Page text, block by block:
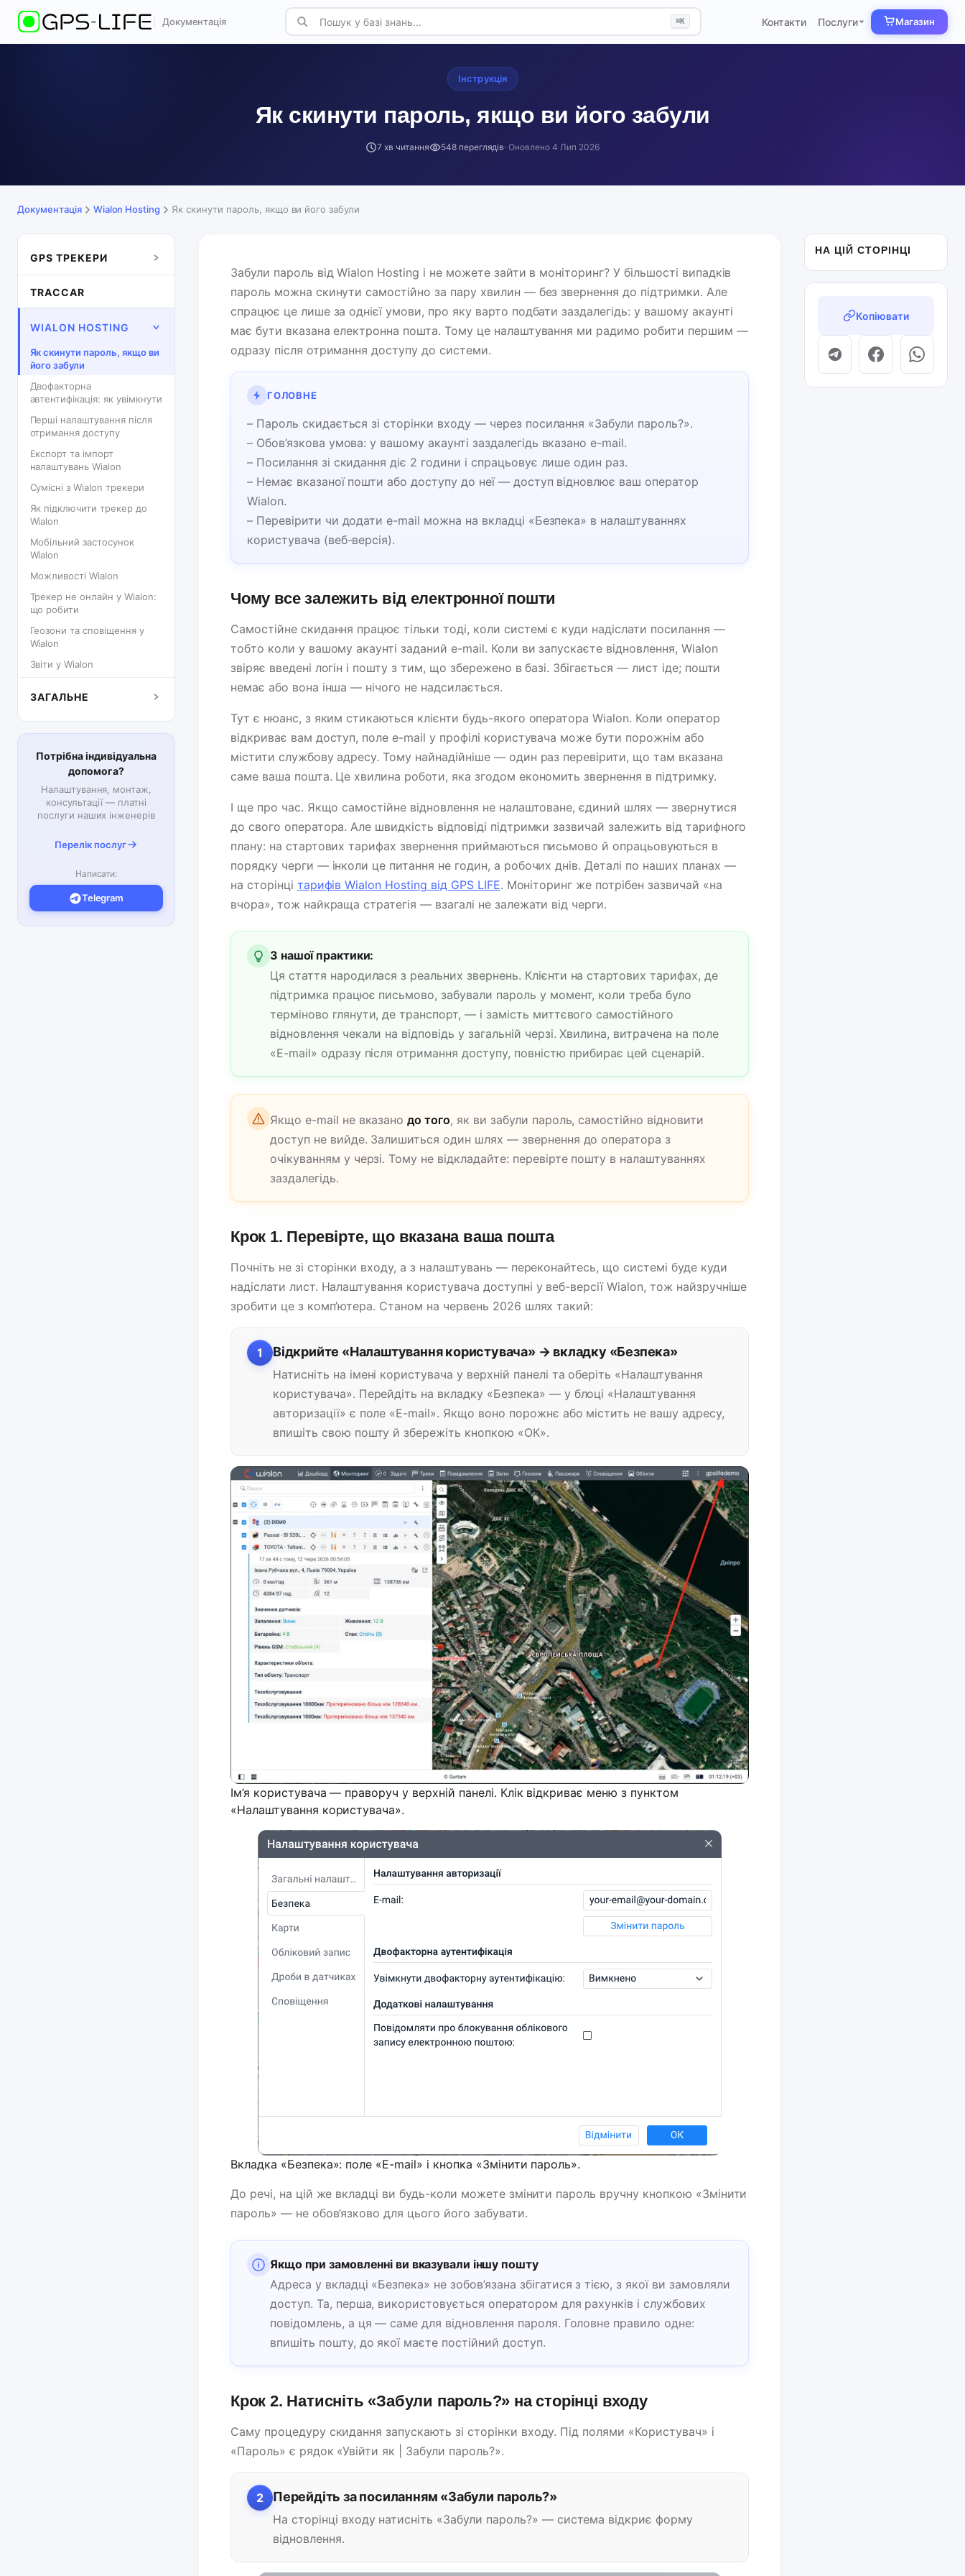
Документація ⌘K Контакти Послуги Магазин
Інструкція
Як скинути пароль, якщо ви його забули
7 хв читання 548 переглядів· Оновлено4 Лип 2026
Документація Wialon Hosting Як скинути пароль, якщо ви його забули
GPS ТРЕКЕРИ
TRACCAR
WIALON HOSTING
Як скинути пароль, якщо ви
його забули
Двофакторна
автентифікація: як увімкнути
Перші налаштування після
отримання доступу
Експорт та імпорт
налаштувань Wialon
Сумісні з Wialon трекери
Як підключити трекер до
Wialon
Мобільний застосунок
Wialon
Можливості Wialon
Трекер не онлайн у Wialon:
що робити
Геозони та сповіщення у
Wialon
Звіти у Wialon
ЗАГАЛЬНЕ
Потрібна індивідуальна
допомога?
Налаштування, монтаж,
консультації — платні
послуги наших інженерів
Перелік послуг
Написати:
Telegram
Забули пароль від Wialon Hosting і не можете зайти в моніторинг? У більшості випадків
пароль можна скинути самостійно за пару хвилин — без звернення до підтримки. Але
спрацює це лише за однієї умови, про яку варто подбати заздалегідь: у вашому акаунті
має бути вказана електронна пошта. Тому це налаштування ми радимо робити першим —
одразу після отримання доступу до системи.
ГОЛОВНЕ
– Пароль скидається зі сторінки входу — через посилання «Забули пароль?».
– Обов’язкова умова: у вашому акаунті заздалегідь вказано e-mail.
– Посилання зі скидання діє 2 години і спрацьовує лише один раз.
– Немає вказаної пошти або доступу до неї — доступ відновлює ваш оператор
Wialon.
– Перевірити чи додати e-mail можна на вкладці «Безпека» в налаштуваннях
користувача (веб-версія).
Чому все залежить від електронної пошти
Самостійне скидання працює тільки тоді, коли системі є куди надіслати посилання —
тобто коли у вашому акаунті заданий e-mail. Коли ви запускаєте відновлення, Wialon
звіряє введені логін і пошту з тим, що збережено в базі. Збігається — лист іде; пошти
немає або вона інша — нічого не надсилається.
Тут є нюанс, з яким стикаються клієнти будь-якого оператора Wialon. Коли оператор
відкриває вам доступ, поле e-mail у профілі користувача може бути порожнім або
містити службову адресу. Тому найнадійніше — один раз перевірити, що там вказана
саме ваша пошта. Це хвилина роботи, яка згодом економить звернення в підтримку.
І ще про час. Якщо самостійне відновлення не налаштоване, єдиний шлях — звернутися
до свого оператора. Але швидкість відповіді підтримки зазвичай залежить від тарифного
плану: на стартових тарифах звернення приймаються письмово й опрацьовуються в
порядку черги — інколи це питання не годин, а робочих днів. Деталі по наших планах —
на сторінці тарифів Wialon Hosting від GPS LIFE. Моніторинг же потрібен зазвичай «на
вчора», тож найкраща стратегія — взагалі не залежати від черги.
З нашої практики:
Ця стаття народилася з реальних звернень. Клієнти на стартових тарифах, де
підтримка працює письмово, забували пароль у момент, коли треба було
терміново глянути, де транспорт, — і замість миттєвого самостійного
відновлення чекали на відповідь у загальній черзі. Хвилина, витрачена на поле
«E-mail» одразу після отримання доступу, повністю прибирає цей сценарій.
Якщо e-mail не вказанодо того, як ви забули пароль, самостійно відновити
доступ не вийде. Залишиться один шлях — звернення до оператора з
очікуванням у черзі. Тому не відкладайте: перевірте пошту в налаштуваннях
заздалегідь.
Крок 1. Перевірте, що вказана ваша пошта
Почніть не зі сторінки входу, а з налаштувань — переконайтесь, що системі буде куди
надіслати лист. Налаштування користувача доступні у веб-версії Wialon, тож найзручніше
зробити це з комп’ютера. Станом на червень 2026 шлях такий:
1 Відкрийте «Налаштування користувача» → вкладку «Безпека»
Натисніть на імені користувача у верхній панелі та оберіть «Налаштування
користувача». Перейдіть на вкладку «Безпека» — у блоці «Налаштування
авторизації» є поле «E-mail». Якщо воно порожнє або містить не вашу адресу,
впишіть свою пошту й збережіть кнопкою «ОК».
Ім’я користувача — праворуч у верхній панелі. Клік відкриває меню з пунктом
«Налаштування користувача».
Вкладка «Безпека»: поле «E-mail» і кнопка «Змінити пароль».
До речі, на цій же вкладці ви будь-коли можете змінити пароль вручну кнопкою «Змінити
пароль» — не обов’язково для цього його забувати.
Якщо при замовленні ви вказували іншу пошту
Адреса у вкладці «Безпека» не зобов’язана збігатися з тією, з якої ви замовляли
доступ. Та, перша, використовується оператором для рахунків і службових
повідомлень, а ця — саме для відновлення пароля. Головне правило одне:
впишіть пошту, до якої маєте постійний доступ.
Крок 2. Натисніть «Забули пароль?» на сторінці входу
Саму процедуру скидання запускають зі сторінки входу. Під полями «Користувач» і
«Пароль» є рядок «Увійти як | Забули пароль?».
2 Перейдіть за посиланням «Забули пароль?»
На сторінці входу натисніть «Забули пароль?» — система відкриє форму
відновлення.
НА ЦІЙ СТОРІНЦІ
Копіювати